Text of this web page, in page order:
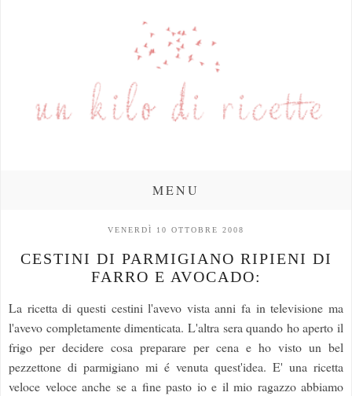
MENU
VENERDÌ 10 OTTOBRE 2008
CESTINI DI PARMIGIANO RIPIENI DI
FARRO E AVOCADO:
La ricetta di questi cestini l'avevo vista anni fa in televisione ma
l'avevo completamente dimenticata. L'altra sera quando ho aperto il
frigo per decidere cosa preparare per cena e ho visto un bel
pezzettone di parmigiano mi é venuta quest'idea. E' una ricetta
veloce veloce anche se a fine pasto io e il mio ragazzo abbiamo